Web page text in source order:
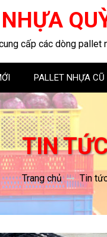
cấp các dòng pallet
PALLET NHỰA CŨ
TIN
Trang chủ Tin